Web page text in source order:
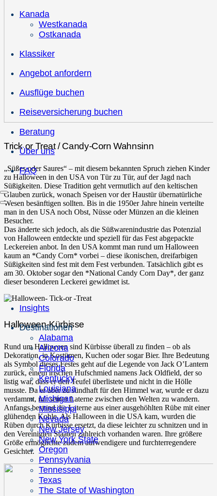
Kanada
Westkanada
Ostkanada
Klassiker
Angebot anfordern
Ausflüge buchen
Reiseversicherung buchen
Beratung
Über uns
FAQ
Insights
Destinationen
Alabama
Arizona
Colorado
Florida
Kentucky
Louisiana
Michigan
Missisippi
Nevada
New Jersey
New York State
Oregon
Pennsylvania
Tennessee
Texas
The State of Washington
Trick or Treat / Candy-Corn Wahnsinn
„Süßes oder Saures“ – mit diesem bekannten Spruch ziehen Kinder
zu Halloween in den USA von Tür zu Tür, auf der Jagd nach
Süßigkeiten. Diese Tradition geht vermutlich auf den keltischen
Glauben zurück, wonach Speisen vor der Haustür übernatürliche
Wesen besänftigen sollten. Bis in die 1950er Jahre hinein verteilte
man in den USA noch Obst, Nüsse oder Münzen an die kleinen
Besucher.
Das änderte sich jedoch, als die Süßwarenindustrie das Potenzial
von Halloween entdeckte und speziell für das Fest abgepackte
Leckereien anbot. In den USA kommt man rund um Halloween
kaum an *Candy Corn* vorbei – diese ikonischen, dreifarbigen
Süßigkeiten sind fest mit dem Fest verbunden. Tatsächlich gibt es
am 30. Oktober sogar den *National Candy Corn Day*, der ganz
dieser besonderen Leckerei gewidmet ist.
Halloween-Kürbisse
Rund um Halloween sind Kürbisse überall zu finden – ob als
Dekoration, in Kostümen, Kuchen oder sogar Bier. Ihre Bedeutung
als Symbol dieses Festes geht auf die Legende von Jack O’Lantern
zurück, einem irischen Hufschmied namens Jack Oldfield, der so
listig war, dass er den Teufel überlistete und nicht in die Hölle
musste. Da er aber zu sündhaft für den Himmel war, wurde er dazu
verdammt, mit seiner Laterne zwischen den Welten zu wandern.
Anfangs bestand die Laterne aus einer ausgehöhlten Rübe mit einer
glühenden Kohle. Als Halloween in die USA kam, wurden die
Rüben durch Kürbisse ersetzt, da diese leichter zu schnitzen und in
den Vereinigten Staaten zahlreich vorhanden waren. Ihre größere
Größe ermöglichte zudem aufwendigere und furchterregendere
Gesichter.